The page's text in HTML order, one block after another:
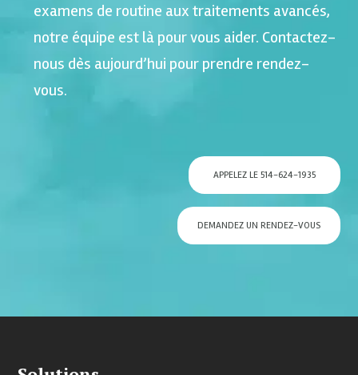
examens de routine aux traitements avancés,
notre équipe est là pour vous aider. Contactez-
nous dès aujourd’hui pour prendre rendez-
vous.
APPELEZ LE 514-624-1935
DEMANDEZ UN RENDEZ-VOUS